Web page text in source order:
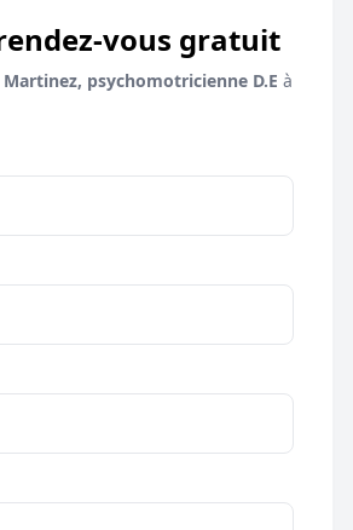
vous gratuit
Martinez, psychomotricienne D.E à